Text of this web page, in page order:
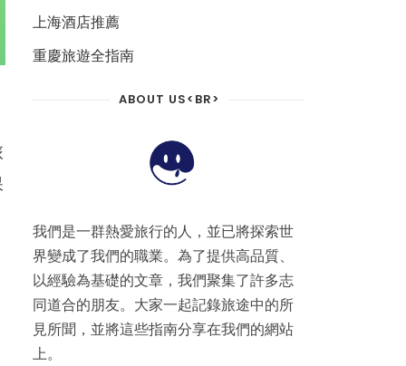
上海酒店推薦
重慶旅遊全指南
ABOUT US<BR>
我們是一群熱愛旅行的人，並已將探索世
界變成了我們的職業。為了提供高品質、
以經驗為基礎的文章，我們聚集了許多志
同道合的朋友。大家一起記錄旅途中的所
見所聞，並將這些指南分享在我們的網站
上。